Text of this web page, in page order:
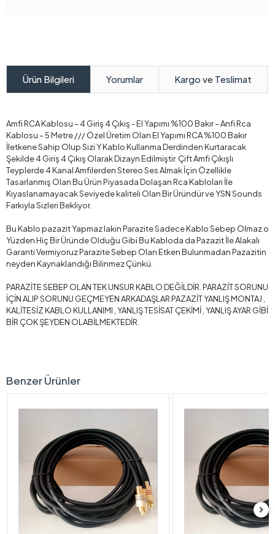
Ürün Bilgileri Yorumlar Kargo ve Teslimat
Amfi RCA Kablosu – 4 Giriş 4 Çıkış - El Yapımı %100 Bakır – Anfi Rca
Kablosu – 5 Metre /// Özel Üretim Olan El Yapımı RCA %100 Bakır
İletkene Sahip Olup Sizi Y Kablo Kullanma Derdinden Kurtaracak
Şekilde 4 Giriş 4 Çıkış Olarak Dizayn Edilmiştir. Çift Amfi Çıkışlı
Teyplerde 4 Kanal Amfilerden Stereo Ses Almak İçin Özellikle
Tasarlanmış Olan Bu Ürün Piyasada Dolaşan Rca Kabloları İle
Kıyaslanamayacak Seviyede kaliteli Olan Bir Üründür ve YSN Sounds
Farkıyla Sizleri Bekliyor.
Bu Kablo pazazit Yapmaz lakin Parazite Sadece Kablo Sebep Olmaz o
Yüzden Hiç Bir Üründe Olduğu Gibi Bu Kabloda da Pazazit İle Alakalı
Garanti Vermiyoruz Parazite Sebep Olan Etken Bulunmadan Pazazitin
neyden Kaynaklandığı Bilinmez Çünkü.
PARAZİTE SEBEP OLAN TEK UNSUR KABLO DEĞİLDİR. PARAZİT SORUNU
İÇİN ALIP SORUNU GEÇMEYEN ARKADAŞLAR PAZAZİT YANLIŞ MONTAJ ,
KALİTESİZ KABLO KULLANIMI , YANLIŞ TESİSAT ÇEKİMİ , YANLIŞ AYAR GİBİ
BİR ÇOK ŞEYDEN OLABİLMEKTEDİR.
Benzer Ürünler